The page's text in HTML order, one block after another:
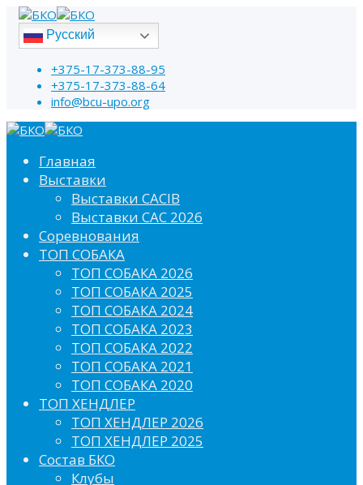
Русский
+375-17-373-88-95
+375-17-373-88-64
info@bcu-upo.org
Главная
Выставки
Выставки CACIB
Выставки САС 2026
Соревнования
ТОП СОБАКА
ТОП СОБАКА 2026
ТОП СОБАКА 2025
ТОП СОБАКА 2024
ТОП СОБАКА 2023
ТОП СОБАКА 2022
ТОП СОБАКА 2021
ТОП СОБАКА 2020
ТОП ХЕНДЛЕР
ТОП ХЕНДЛЕР 2026
ТОП ХЕНДЛЕР 2025
Состав БКО
Клубы